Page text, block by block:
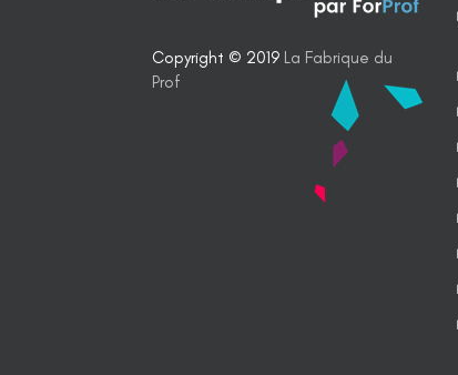
Copyright © 2019 La Fabrique du
Prof